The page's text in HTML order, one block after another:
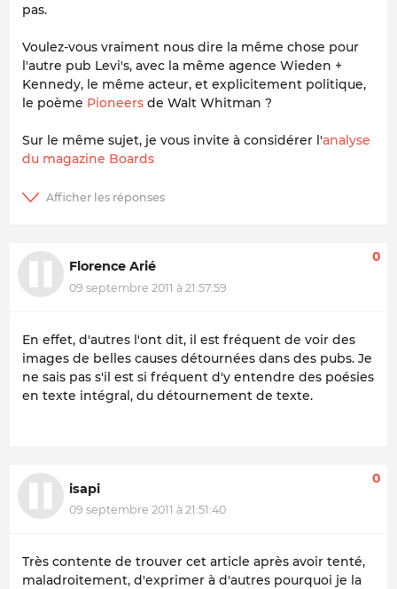
pas.
Voulez-vous vraiment nous dire la même chose pour
l'autre pub Levi's, avec la même agence Wieden +
Kennedy, le même acteur, et explicitement politique,
le poème Pioneers de Walt Whitman ?
Sur le même sujet, je vous invite à considérer l'analyse
du magazine Boards
Florence Arié
09 septembre 2011 à 21:57:59
0
En effet, d'autres l'ont dit, il est fréquent de voir des
images de belles causes détournées dans des pubs. Je
ne sais pas s'il est si fréquent d'y entendre des poésies
en texte intégral, du détournement de texte.
isapi
09 septembre 2011 à 21:51:40
0
Très contente de trouver cet article après avoir tenté,
maladroitement, d'exprimer à d'autres pourquoi je la